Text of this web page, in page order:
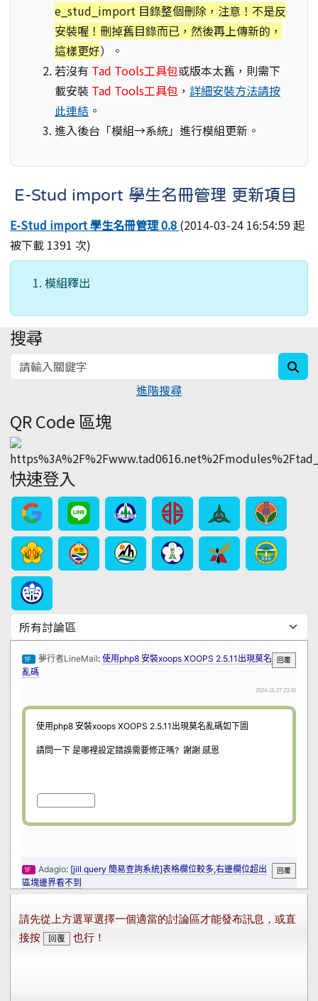
e_stud_import 目錄整個刪除，注意！不是反
安裝喔！刪掉舊目錄而已，然後再上傳新的，
這樣更好）。
若沒有 Tad Tools工具包或版本太舊，則需下
載安裝 Tad Tools工具包 ， 詳細安裝方法請按
此連結 。
進入後台「模組→系統」進行模組更新。
E-Stud import 學生名冊管理 更新項目
E-Stud import 學生名冊管理 0.8 (2014-03-24 16:54:59 起
被下載 1391 次)
模組釋出
:::
搜尋
進階搜尋
QR Code 區塊
快速登入